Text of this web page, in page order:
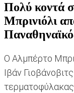
Πολύ κοντά
Μπρινιόλι
Ο Αλμπέρτο
Ιβάν